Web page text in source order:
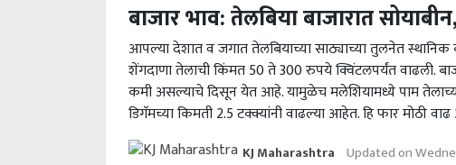
बाजार भाव: तेलबिया बाजारात
आपल्या देशात व जगात तेलबियाच्या साठ्याच्या तुलनेत स्थानिक
शेंगदाणा तेलाची किंमत 50 ते 300 रुपये क्विंटलपर्यंत वाढली.
कमी असल्याचे दिसून येत आहे. यामुळेच मलेशियामध्ये पाम
डिगॅमच्या किमती 2.5 टक्क्यांनी वाढल्या आहेत. हि फार मोठी
KJ Maharashtra Updated on